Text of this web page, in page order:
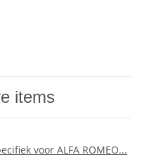
items